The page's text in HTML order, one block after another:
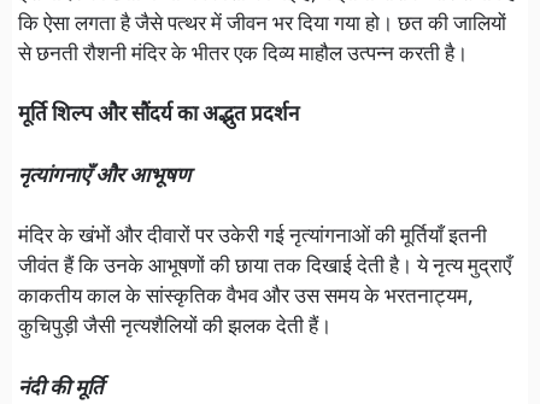
कि ऐसा लगता है जैसे पत्थर में जीवन भर दिया गया हो। छत की जालियों
से छनती रौशनी मंदिर के भीतर एक दिव्य माहौल उत्पन्न करती है।
मूर्ति शिल्प और सौंदर्य का अद्भुत प्रदर्शन
नृत्यांगनाएँ और आभूषण
मंदिर के खंभों और दीवारों पर उकेरी गई नृत्यांगनाओं की मूर्तियाँ इतनी
जीवंत हैं कि उनके आभूषणों की छाया तक दिखाई देती है। ये नृत्य मुद्राएँ
काकतीय काल के सांस्कृतिक वैभव और उस समय के भरतनाट्यम,
कुचिपुड़ी जैसी नृत्यशैलियों की झलक देती हैं।
नंदी की मूर्ति